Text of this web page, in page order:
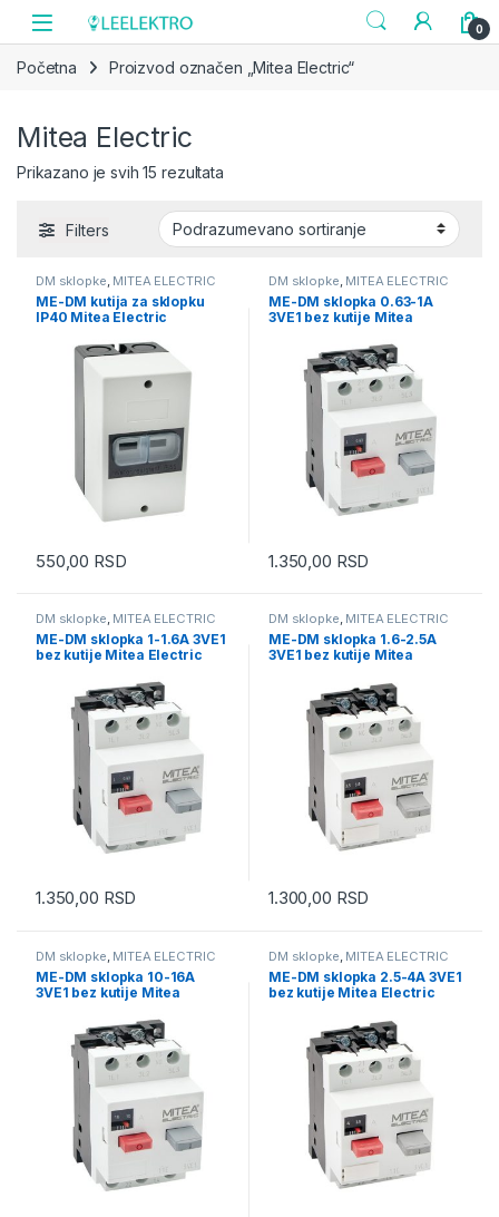
Skip to navigation
Skip to content
0
Početna Proizvod označen „Mitea Electric“
Mitea Electric
Prikazano je svih 15 rezultata
Filters
DM sklopke, MITEA ELECTRIC
ME-DM kutija za sklopku
IP40 Mitea Electric
550,00 RSD
DM sklopke, MITEA ELECTRIC
ME-DM sklopka 0.63-1A
3VE1 bez kutije Mitea
1.350,00 RSD
DM sklopke, MITEA ELECTRIC
ME-DM sklopka 1-1.6A 3VE1
bez kutije Mitea Electric
1.350,00 RSD
DM sklopke, MITEA ELECTRIC
ME-DM sklopka 1.6-2.5A
3VE1 bez kutije Mitea
1.300,00 RSD
DM sklopke, MITEA ELECTRIC
ME-DM sklopka 10-16A
3VE1 bez kutije Mitea
DM sklopke, MITEA ELECTRIC
ME-DM sklopka 2.5-4A 3VE1
bez kutije Mitea Electric